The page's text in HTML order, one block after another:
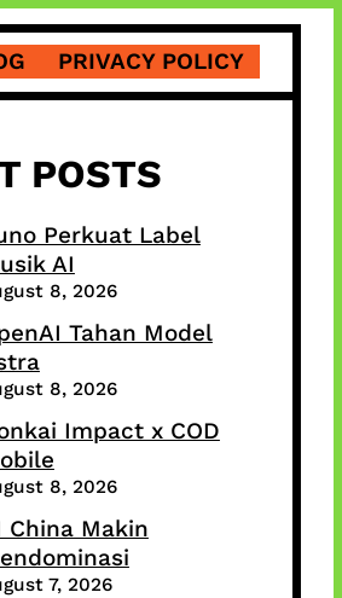
PRIVACY POLICY
POSTS
Perkuat Label
AI
8, 2026
Tahan Model
8, 2026
Impact x COD
8, 2026
China Makin
7, 2026